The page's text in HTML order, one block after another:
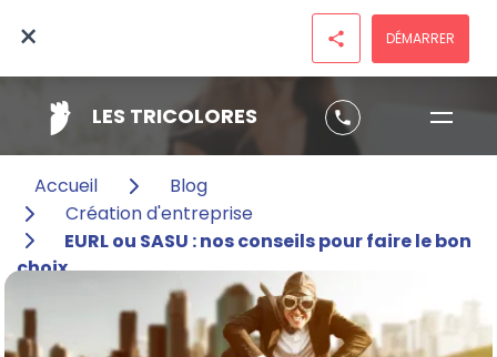
LES TRICOLORES phone
× share DÉMARRER
Accueil
Blog
Création d'entreprise
EURL ou SASU : nos conseils pour faire le bon
choix